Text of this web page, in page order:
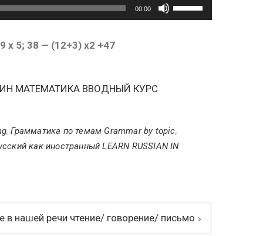
увеличить
00:00
Используйте
клавиши
громкость.
x 5; 38 — (12+3) x2 +47
МАТЕМАТИКА ВВОДНЫЙ КУРС
,Грамматика по темам Grammar by topic,
как иностранный LEARN RUSSIAN IN
в нашей речи чтение/ говорение/ письмо